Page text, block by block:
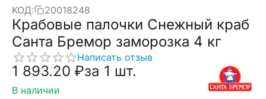
КОД: 20018248
Крабовые палочки Снежный краб
Санта Бремор заморозка 4 кг
Написать отзыв
1 893.20 ₽за 1 шт.
В наличии